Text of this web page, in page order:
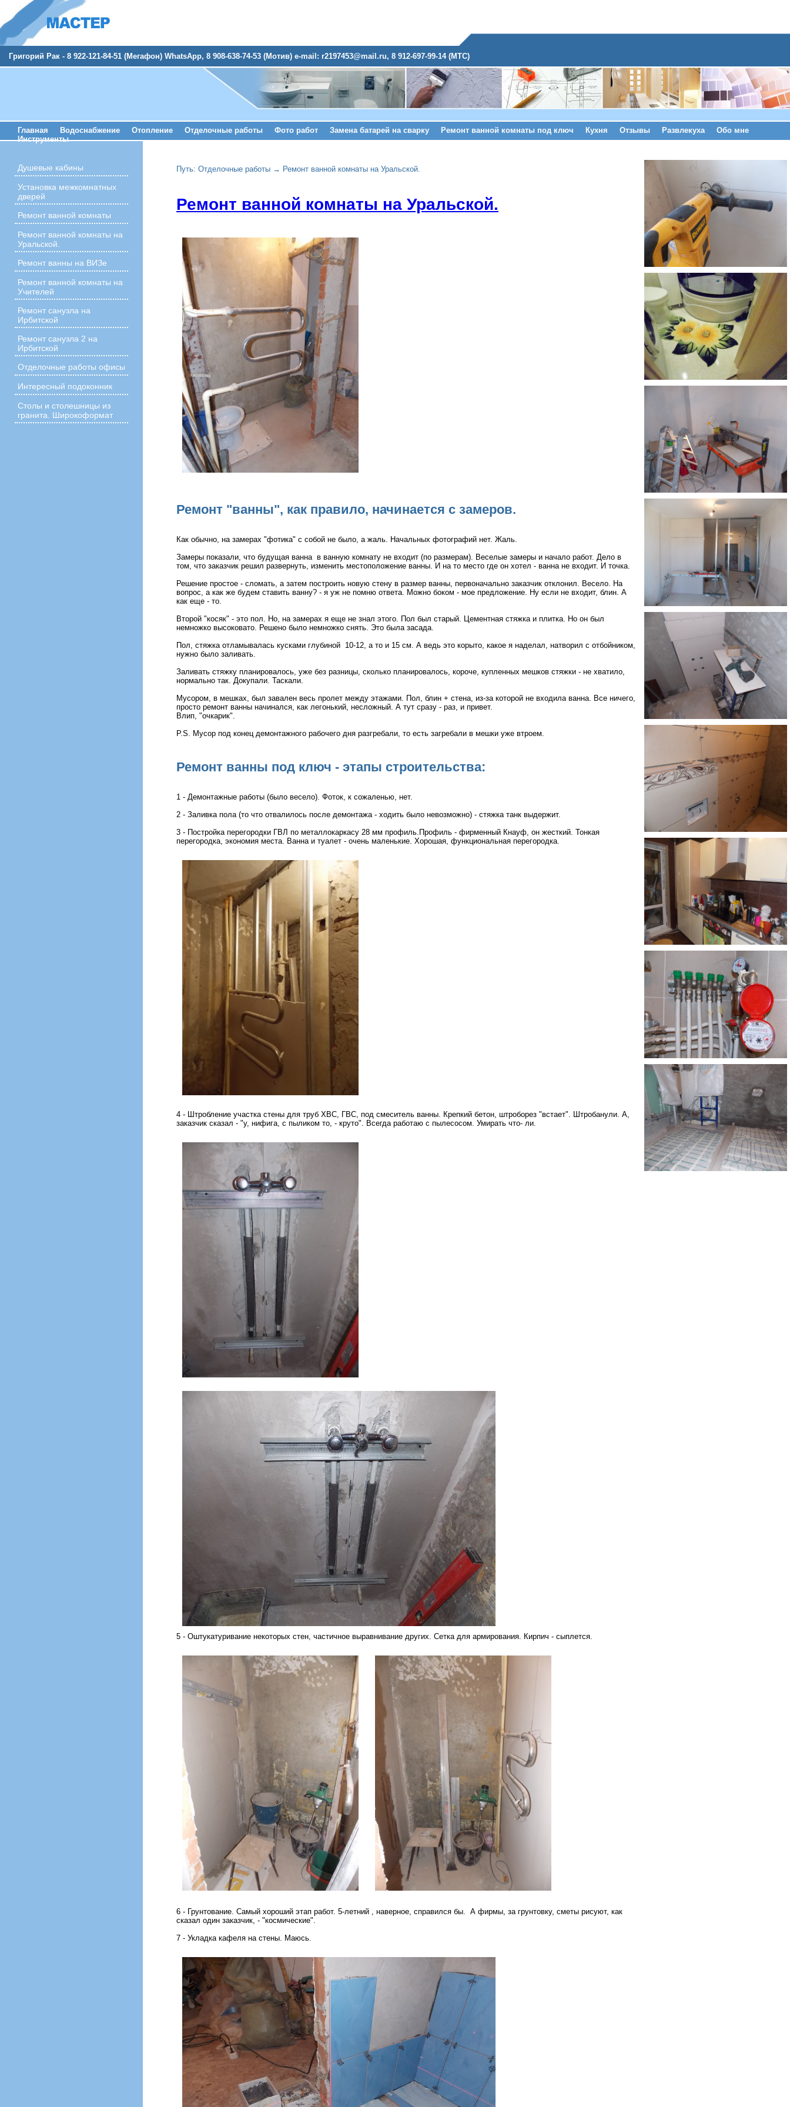
Григорий Рак - 8 922-121-84-51 (Мегафон) WhatsApp, 8 908-638-74-53 (Мотив) e-mail: r2197453@mail.ru, 8 912-697-99-14 (МТС)
Главная Водоснабжение Отопление Отделочные работы Фото работ Замена батарей на сварку Ремонт ванной комнаты под ключ Кухня Отзывы Развлекуха
Обо мне
Инструменты
Душевые кабины
Установка межкомнатных
дверей
Ремонт ванной комнаты
Ремонт ванной комнаты на
Уральской.
Ремонт ванны на ВИЗе
Ремонт ванной комнаты на
Учителей
Ремонт санузла на
Ирбитской
Ремонт санузла 2 на
Ирбитской
Отделочные работы офисы
Интересный подоконник
Столы и столешницы из
гранита. Широкоформат
Путь: Отделочные работы → Ремонт ванной комнаты на Уральской.
Ремонт ванной комнаты на Уральской.
Ремонт "ванны", как правило, начинается с замеров.
Как обычно, на замерах "фотика" с собой не было, а жаль. Начальных фотографий нет. Жаль.
Замеры показали, что будущая ванна в ванную комнату не входит (по размерам). Веселые замеры и начало работ. Дело в
том, что заказчик решил развернуть, изменить местоположение ванны. И на то место где он хотел - ванна не входит. И точка.
Решение простое - сломать, а затем построить новую стену в размер ванны, первоначально заказчик отклонил. Весело. На
вопрос, а как же будем ставить ванну? - я уж не помню ответа. Можно боком - мое предложение. Ну если не входит, блин. А
как еще - то.
Второй "косяк" - это пол. Но, на замерах я еще не знал этого. Пол был старый. Цементная стяжка и плитка. Но он был
немножко высоковато. Решено было немножко снять. Это была засада.
Пол, стяжка отламывалась кусками глубиной 10-12, а то и 15 см. А ведь это корыто, какое я наделал, натворил с отбойником,
нужно было заливать.
Заливать стяжку планировалось, уже без разницы, сколько планировалось, короче, купленных мешков стяжки - не хватило,
нормально так. Докупали. Таскали.
Мусором, в мешках, был завален весь пролет между этажами. Пол, блин + стена, из-за которой не входила ванна. Все ничего,
просто ремонт ванны начинался, как легонький, несложный. А тут сразу - раз, и привет.
Влип, "очкарик".
P.S. Мусор под конец демонтажного рабочего дня разгребали, то есть загребали в мешки уже втроем.
Ремонт ванны под ключ - этапы строительства:
1 - Демонтажные работы (было весело). Фоток, к сожаленью, нет.
2 - Заливка пола (то что отвалилось после демонтажа - ходить было невозможно) - стяжка танк выдержит.
3 - Постройка перегородки ГВЛ по металлокаркасу 28 мм профиль.Профиль - фирменный Кнауф, он жесткий. Тонкая
перегородка, экономия места. Ванна и туалет - очень маленькие. Хорошая, функциональная перегородка.
4 - Штробление участка стены для труб ХВС, ГВС, под смеситель ванны. Крепкий бетон, штроборез "встает". Штробанули. А,
заказчик сказал - "у, нифига, с пыликом то, - круто". Всегда работаю с пылесосом. Умирать что- ли.
5 - Оштукатуривание некоторых стен, частичное выравнивание других. Сетка для армирования. Кирпич - сыплется.
6 - Грунтование. Самый хороший этап работ. 5-летний , наверное, справился бы. А фирмы, за грунтовку, сметы рисуют, как
сказал один заказчик, - "космические".
7 - Укладка кафеля на стены. Маюсь.